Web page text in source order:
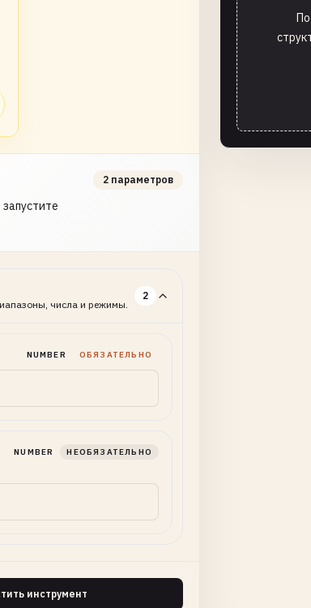
2 параметров
числа и режимы.
2
NUMBER ОБЯЗАТЕЛЬНО
NUMBER НЕОБЯЗАТЕЛЬНО
инструмент